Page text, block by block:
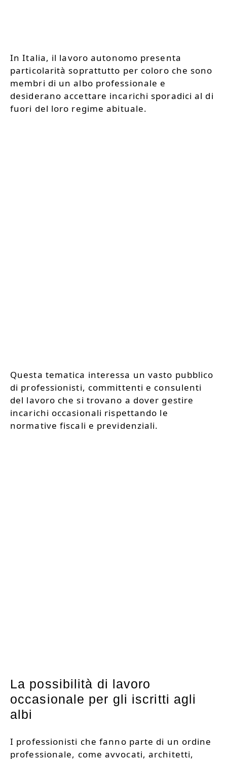
In Italia, il lavoro autonomo presenta
particolarità soprattutto per coloro che sono
membri di un albo professionale e
desiderano accettare incarichi sporadici al di
fuori del loro regime abituale.
Questa tematica interessa un vasto pubblico
di professionisti, committenti e consulenti
del lavoro che si trovano a dover gestire
incarichi occasionali rispettando le
normative fiscali e previdenziali.
La possibilità di lavoro
occasionale per gli iscritti agli
albi
I professionisti che fanno parte di un ordine
professionale, come avvocati, architetti,